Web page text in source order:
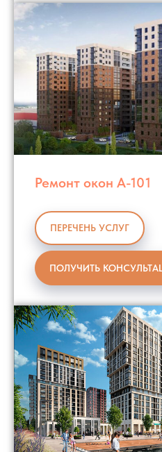
Ремонт окон А-101
ПЕРЕЧЕНЬ УСЛУГ
ПОЛУЧИТЬ